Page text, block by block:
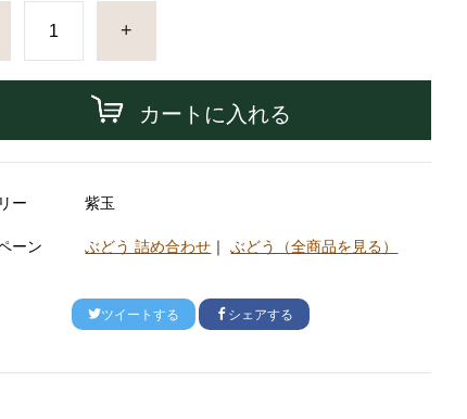
+
カートに入れる
ー 紫玉
ーン ぶどう 詰め合わせ ｜ぶどう（全商品を見る）
ツイートする シェアする